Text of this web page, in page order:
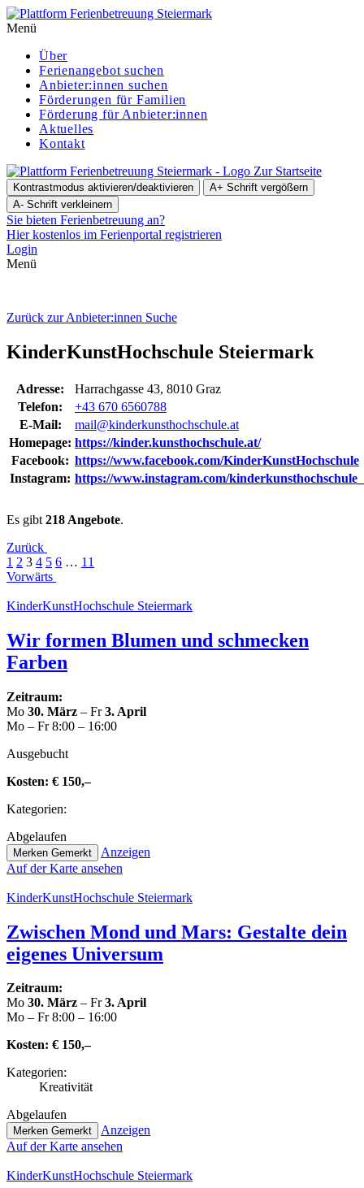
Menü
Über
Ferienangebot suchen
Anbieter:innen suchen
För­de­run­gen für Familien
Förderung für Anbieter:innen
Aktuelles
Kontakt
Zur Startseite
Kontrastmodus aktivieren/deaktivieren A+ Schrift vergößern
A- Schrift verkleinern
Sie bieten Ferienbetreuung an?
Hier kostenlos im Ferienportal registrieren
Login
Menü
Zurück zur Anbieter:innen Suche
Kin­der­Kunst­Hoch­schu­le Steiermark
Adresse:
Har­r­ach­gas­se 43, 8010 Graz
Telefon:
+43 670 6560788
E‑Mail:
mail@kinderkunsthochschule.at
Homepage: https://kinder.kunsthochschule.at/
Facebook: https://www.facebook.com/KinderKunstHochschule
Instagram: https://www.instagram.com/
Es gibt 218 Angebote.
Zurück
1 2 3 4 5 6 … 11
Vorwärts
Kin­der­Kunst­Hoch­schu­le Steiermark
Wir formen Blumen und schmecken
Farben
Zeitraum:
Mo 30. März – Fr3. April
Mo – Fr 8:00 – 16:00
Aus­ge­bucht
Kosten: € 150,–
Kate­go­rien:
Abge­lau­fen
Merken Gemerkt
Anzeigen
Auf der Karte ansehen
Kin­der­Kunst­Hoch­schu­le Steiermark
Zwischen Mond und Mars: Gestalte dein
eigenes Universum
Zeitraum:
Mo 30. März – Fr3. April
Mo – Fr 8:00 – 16:00
Kosten: € 150,–
Kate­go­rien:
Krea­ti­vi­tät
Abge­lau­fen
Merken Gemerkt
Anzeigen
Auf der Karte ansehen
Kin­der­Kunst­Hoch­schu­le Steiermark